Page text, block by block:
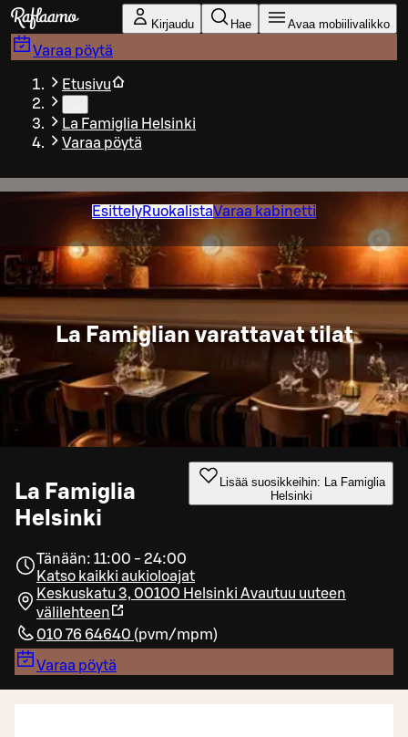
Siirry pääsisältöön
Kirjaudu Hae Avaa mobiilivalikko
Varaa pöytä
Etusivu
La Famiglia Helsinki
Varaa pöytä
EsittelyRuokalistaVaraa kabinetti
La Famiglian varattavat tilat
La Famiglia
Helsinki
Lisää suosikkeihin: La Famiglia
Helsinki
Tänään: 11:00 - 24:00
Katso kaikki aukioloajat
Keskuskatu 3, 00100 Helsinki Avautuu uuteen
välilehteen
010 76 64640 (pvm/mpm)
Varaa pöytä